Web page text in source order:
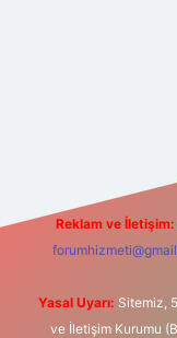
Reklam ve İletişim:
Yasal Uyarı: Sitemiz,
ve İletişim Kurumu